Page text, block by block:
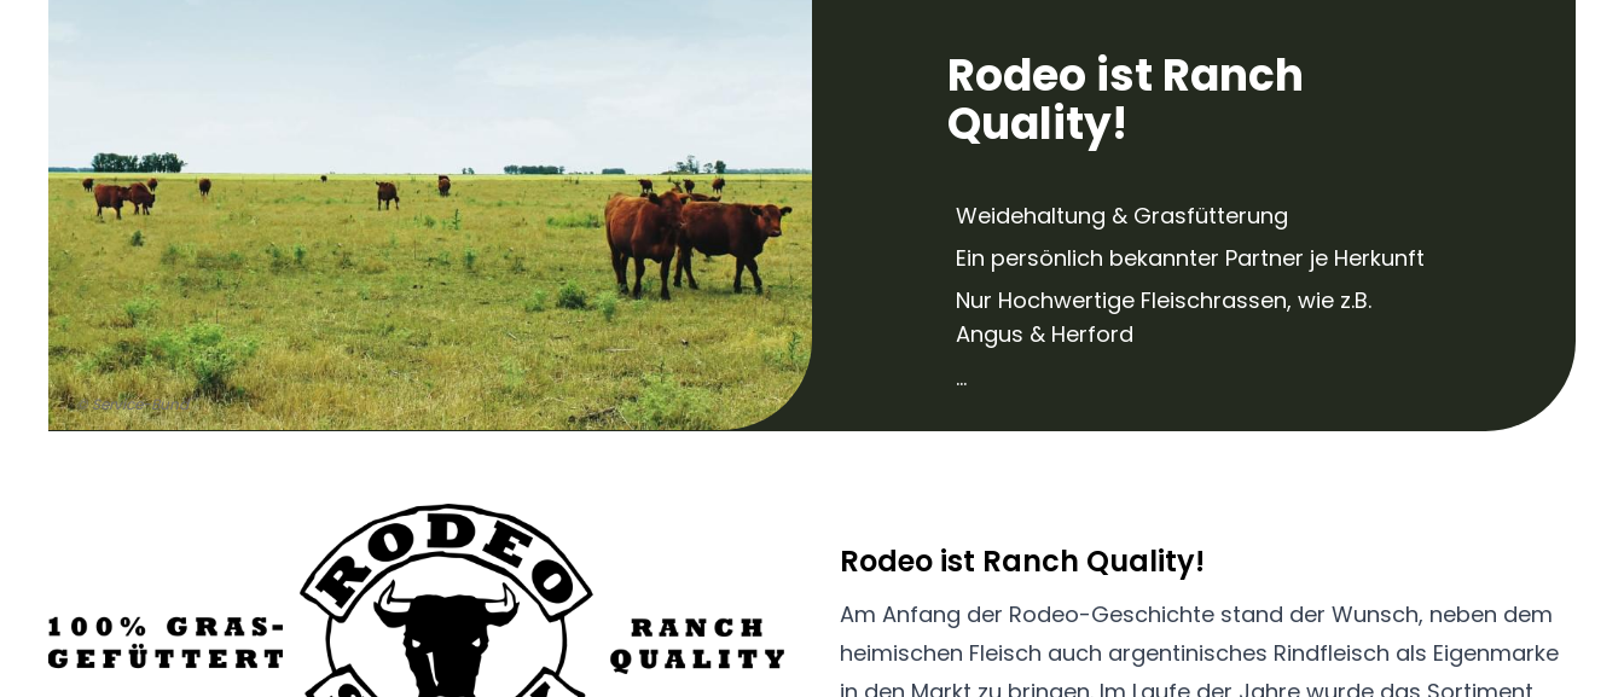
© Service-Bund
Rodeo ist Ranch
Quality!
Weidehaltung & Grasfütterung
Ein persönlich bekannter Partner je Herkunft
Nur Hochwertige Fleischrassen, wie z.B.
Angus & Herford
...
Rodeo ist Ranch Quality!
Am Anfang der Rodeo-Geschichte stand der Wunsch, neben dem
heimischen Fleisch auch argentinisches Rindfleisch als Eigenmarke